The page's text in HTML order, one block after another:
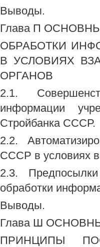
Выводы.
Глава П
ОБРАБОТКИ
В УСЛОВИЯХ
ОРГАНОВ
2.1.
информации
Стройбанка СССР.
2.2.
СССР в условиях
2.3.
обработки
Выводы.
Глава Ш
ПРИНЦИПЫ